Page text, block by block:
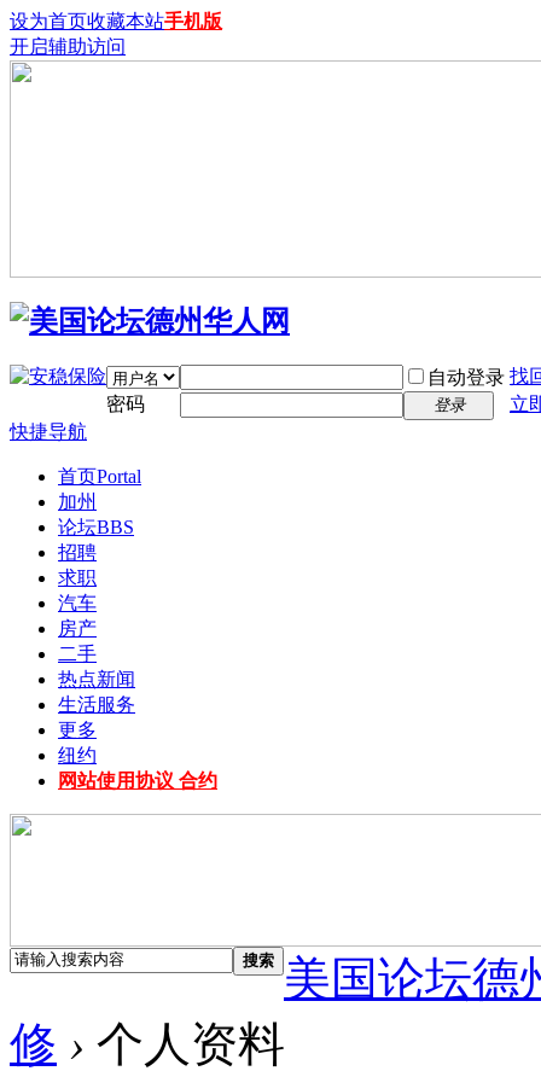
设为首页收藏本站手机版
开启辅助访问
自动登录 找
密码
登录
立
快捷导航
首页Portal
加州
论坛BBS
招聘
求职
汽车
房产
二手
热点新闻
生活服务
更多
纽约
网站使用协议 合约
搜索
美国论坛德
修 › 个人资料